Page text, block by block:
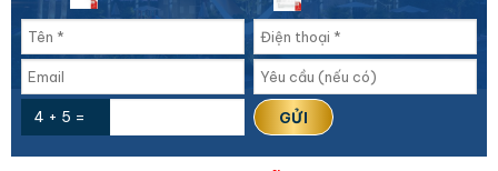
4 + 5 =